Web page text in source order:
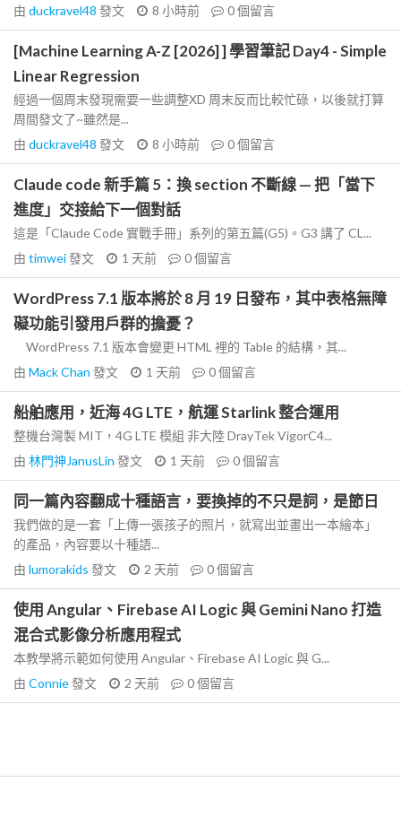
由 duckravel48 發文 8 小時前 0個留言
[Machine Learning A-Z [2026] ] 學習筆記 Day4 - Simple
Linear Regression
經過一個周末發現需要一些調整XD 周末反而比較忙碌，以後就打算
周間發文了~雖然是...
由 duckravel48 發文 8 小時前 0個留言
Claude code 新手篇 5：換 section 不斷線 — 把「當下
進度」交接給下一個對話
這是「Claude Code 實戰手冊」系列的第五篇(G5)。G3 講了 CL...
由 timwei發文 1 天前 0個留言
WordPress 7.1 版本將於 8 月 19 日發布，其中表格無障
礙功能引發用戶群的擔憂？
WordPress 7.1 版本會變更 HTML 裡的 Table 的結構，其...
由 Mack Chan 發文 1 天前 0個留言
船舶應用，近海 4G LTE，航運 Starlink 整合運用
整機台灣製 MIT，4G LTE 模組 非大陸 DrayTek VigorC4...
由 林門神JanusLin 發文 1 天前 0個留言
同一篇內容翻成十種語言，要換掉的不只是詞，是節日
我們做的是一套「上傳一張孩子的照片，就寫出並畫出一本繪本」
的產品，內容要以十種語...
由 lumorakids 發文 2 天前 0個留言
使用 Angular、Firebase AI Logic 與 Gemini Nano 打造
混合式影像分析應用程式
本教學將示範如何使用 Angular、Firebase AI Logic 與 G...
由 Connie發文 2 天前 0個留言